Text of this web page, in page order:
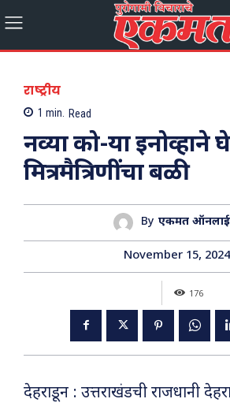
राष्ट्रीय
1 min. Read
नव्या को-या इनोव्हाने
मित्रमैत्रिणींचा बळी
By एकमत
November 15, 2024
176
देहराडून : उत्तराखंडची राजधानी